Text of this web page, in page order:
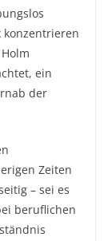
ein
der
Zeiten
– sei es
beruflichen